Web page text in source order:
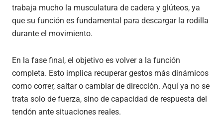
trabaja mucho la musculatura de cadera y glúteos, ya
que su función es fundamental para descargar la rodilla
durante el movimiento.
En la fase final, el objetivo es volver a la función
completa. Esto implica recuperar gestos más dinámicos
como correr, saltar o cambiar de dirección. Aquí ya no se
trata solo de fuerza, sino de capacidad de respuesta del
tendón ante situaciones reales.